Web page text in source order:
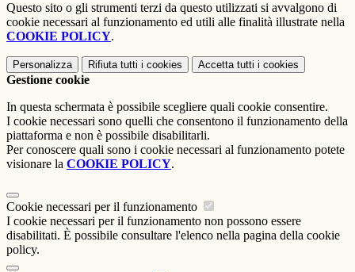
Questo sito o gli strumenti terzi da questo utilizzati si avvalgono di
cookie necessari al funzionamento ed utili alle finalità illustrate nella
COOKIE POLICY.
Personalizza Rifiuta tutti i cookies Accetta tutti i cookies
Gestione cookie
In questa schermata è possibile scegliere quali cookie consentire.
I cookie necessari sono quelli che consentono il funzionamento della
piattaforma e non è possibile disabilitarli.
Per conoscere quali sono i cookie necessari al funzionamento potete
visionare la COOKIE POLICY.
Cookie necessari per il funzionamento
I cookie necessari per il funzionamento non possono essere
disabilitati. È possibile consultare l'elenco nella pagina della cookie
policy.